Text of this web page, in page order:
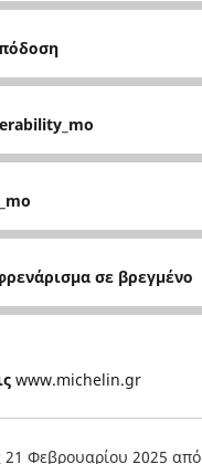
σε βρεγμένο
www.michelin.gr
21 Φεβρουαρίου 2025 από